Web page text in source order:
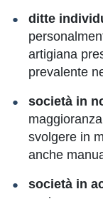
ditte
artigiana
prevalente
società in
svolgere in
anche
società in